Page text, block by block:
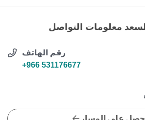
معلومات التواصل
رقم الهاتف
+966 531176677
احصل على المسار